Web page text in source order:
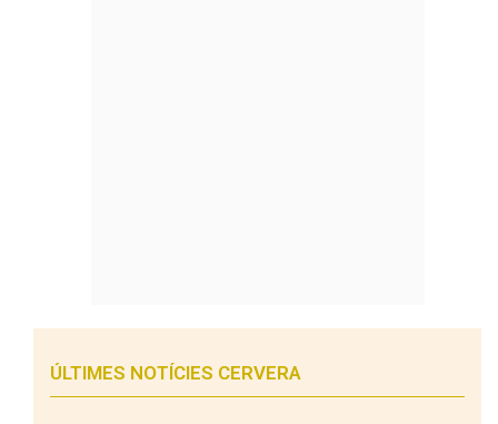
ÚLTIMES NOTÍCIES CERVERA